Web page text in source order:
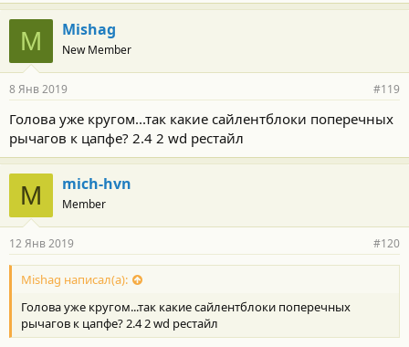
M Mishag
New Member
8 Янв 2019 #119
Голова уже кругом...так какие сайлентблоки поперечных
рычагов к цапфе? 2.4 2 wd рестайл
M mich-hvn
Member
12 Янв 2019 #120
Mishag написал(а):
Голова уже кругом...так какие сайлентблоки поперечных
рычагов к цапфе? 2.4 2 wd рестайл